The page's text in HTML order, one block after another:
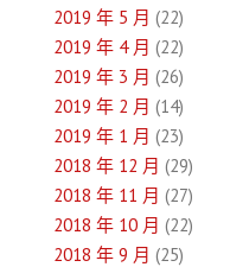
2019 年 5 月 (22)
2019 年 4 月 (22)
2019 年 3 月 (26)
2019 年 2 月 (14)
2019 年 1 月 (23)
2018 年 12 月 (29)
2018 年 11 月 (27)
2018 年 10 月 (22)
2018 年 9 月 (25)